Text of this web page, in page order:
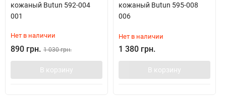
кожаный Butun 592-004
001
Нет в наличии
890 грн. 1 030 грн.
В корзину
кожаный Butun 595-008
006
Нет в наличии
1 380 грн.
В корзину